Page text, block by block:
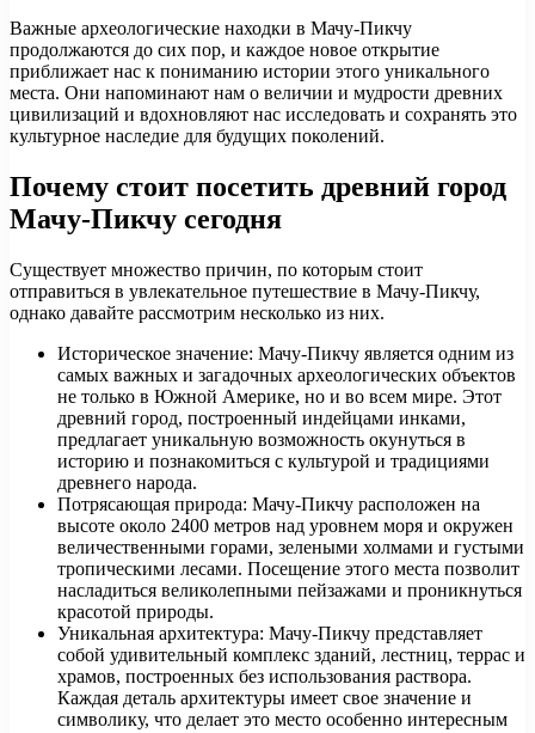
Важные археологические находки в Мачу-Пикчу
продолжаются до сих пор, и каждое новое открытие
приближает нас к пониманию истории этого уникального
места. Они напоминают нам о величии и мудрости древних
цивилизаций и вдохновляют нас исследовать и сохранять это
культурное наследие для будущих поколений.
Почему стоит посетить древний город
Мачу-Пикчу сегодня
Существует множество причин, по которым стоит
отправиться в увлекательное путешествие в Мачу-Пикчу,
однако давайте рассмотрим несколько из них.
Историческое значение: Мачу-Пикчу является одним из
самых важных и загадочных археологических объектов
не только в Южной Америке, но и во всем мире. Этот
древний город, построенный индейцами инками,
предлагает уникальную возможность окунуться в
историю и познакомиться с культурой и традициями
древнего народа.
Потрясающая природа: Мачу-Пикчу расположен на
высоте около 2400 метров над уровнем моря и окружен
величественными горами, зелеными холмами и густыми
тропическими лесами. Посещение этого места позволит
насладиться великолепными пейзажами и проникнуться
красотой природы.
Уникальная архитектура: Мачу-Пикчу представляет
собой удивительный комплекс зданий, лестниц, террас и
храмов, построенных без использования раствора.
Каждая деталь архитектуры имеет свое значение и
символику, что делает это место особенно интересным